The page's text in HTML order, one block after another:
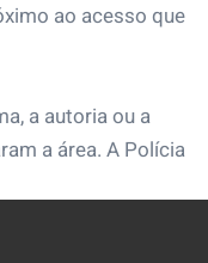
ao acesso que
a autoria ou a
a área. A Polícia